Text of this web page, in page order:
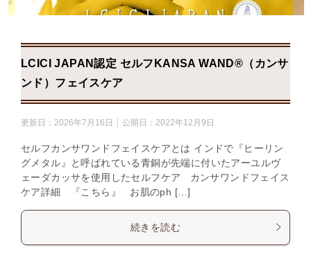
LCICI JAPAN認定 セルフKANSA WAND®（カンサワ
ンド）フェイスケア
更新日： 2026年7月16日 公開日： 2022年12月9日
セルフカンサワンドフェイスケアとは インドで『ヒーリン
グメタル』と呼ばれている青銅が先端に付いたアーユルヴ
ェーダカッサを使用したセルフケア カンサワンドフェイス
ケア詳細 『こちら』 お肌のph […]
続きを読む